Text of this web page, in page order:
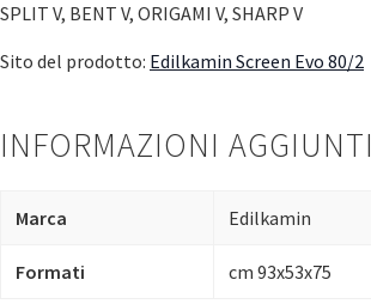
SPLIT V, BENT V, ORIGAMI V, SHARP V
Sito del prodotto: Edilkamin Screen Evo 80/2
INFORMAZIONI
Marca Edilkamin
Formati cm 93x53x75